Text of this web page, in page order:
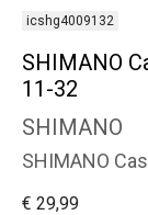
icshg4009132
SHIMANO
11-32
SHIMANO
SHIMANO
€ 29,99